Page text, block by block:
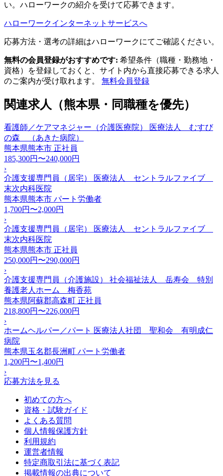
い。ハローワークの紹介を受けて応募できます。
ハローワークインターネットサービスへ
応募方法・選考の詳細はハローワークにてご確認ください。
無料の会員登録がおすすめです: 希望条件（職種・勤務地・
資格）を登録しておくと、サイト内から直接応募できる求人
のご案内が受け取れます。 無料会員登録
関連求人（熊本県・同職種を優先）
看護師／ケアマネジャー（介護医療院） 医療法人 むすび
の森 （あきた病院）
熊本県熊本市 正社員
185,300円〜240,000円
›
介護支援専門員（居宅） 医療法人 セントラルファイブ
末次内科医院
熊本県熊本市 パート労働者
1,700円〜2,000円
›
介護支援専門員（居宅） 医療法人 セントラルファイブ
末次内科医院
熊本県熊本市 正社員
250,000円〜290,000円
›
介護支援専門員（介護施設） 社会福祉法人 岳寿会 特別
養護老人ホーム 梅香苑
熊本県阿蘇郡高森町 正社員
218,800円〜226,000円
›
ホームヘルパー／パート 医療法人社団 聖和会 有明成仁
病院
熊本県玉名郡長洲町 パート労働者
1,200円〜1,400円
›
応募方法を見る
初めての方へ
資格・試験ガイド
よくある質問
個人情報保護方針
利用規約
運営者情報
特定商取引法に基づく表記
掲載情報の出典について